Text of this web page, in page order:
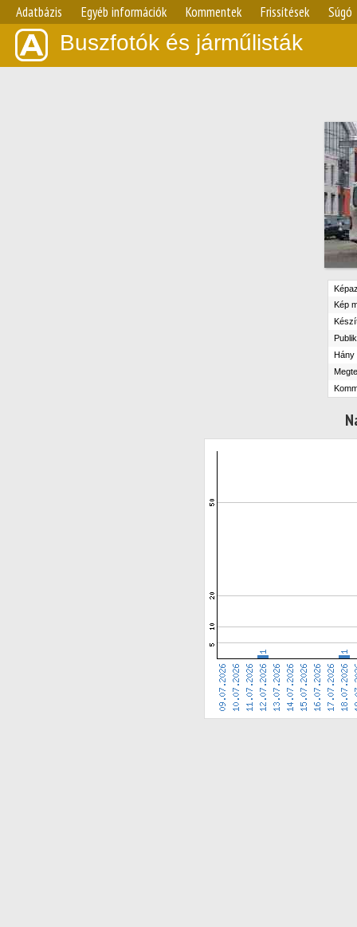
Adatbázis Egyéb információk Kommentek Frissítések Súgó
Buszfotók és járműlisták
Kép
Hány